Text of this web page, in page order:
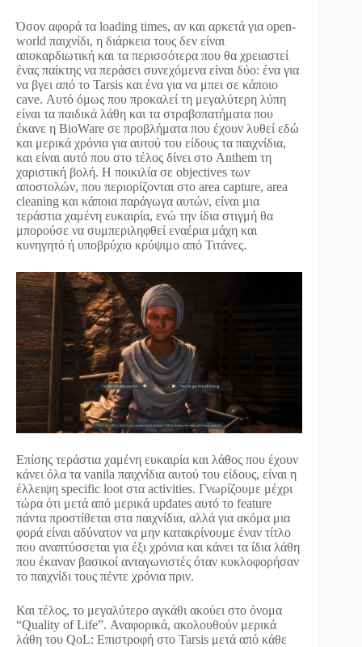
Όσον αφορά τα loading times, αν και αρκετά για open-
world παιχνίδι, η διάρκεια τους δεν είναι
αποκαρδιωτική και τα περισσότερα που θα χρειαστεί
ένας παίκτης να περάσει συνεχόμενα είναι δύο: ένα για
να βγει από το Tarsis και ένα για να μπει σε κάποιο
cave. Αυτό όμως που προκαλεί τη μεγαλύτερη λύπη
είναι τα παιδικά λάθη και τα στραβοπατήματα που
έκανε η BioWare σε προβλήματα που έχουν λυθεί εδώ
και μερικά χρόνια για αυτού του είδους τα παιχνίδια,
και είναι αυτό που στο τέλος δίνει στο Anthem τη
χαριστική βολή. H ποικιλία σε objectives των
αποστολών, που περιορίζονται στο area capture, area
cleaning και κάποια παράγωγα αυτών, είναι μια
τεράστια χαμένη ευκαιρία, ενώ την ίδια στιγμή θα
μπορούσε να συμπεριληφθεί εναέρια μάχη και
κυνηγητό ή υποβρύχιο κρύψιμο από Τιτάνες.
Επίσης τεράστια χαμένη ευκαιρία και λάθος που έχουν
κάνει όλα τα vanila παιχνίδια αυτού του είδους, είναι η
έλλειψη specific loot στα activities. Γνωρίζουμε μέχρι
τώρα ότι μετά από μερικά updates αυτό το feature
πάντα προστίθεται στα παιχνίδια, αλλά για ακόμα μια
φορά είναι αδύνατον να μην κατακρίνουμε έναν τίτλο
που αναπτύσσεται για έξι χρόνια και κάνει τα ίδια λάθη
που έκαναν βασικοί ανταγωνιστές όταν κυκλοφορήσαν
το παιχνίδι τους πέντε χρόνια πριν.
Και τέλος, το μεγαλύτερο αγκάθι ακούει στο όνομα
“Quality of Life”. Αναφορικά, ακολουθούν μερικά
λάθη του QoL: Επιστροφή στο Tarsis μετά από κάθε